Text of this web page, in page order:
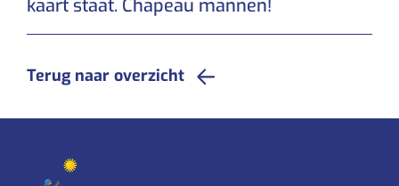
kaart staat. Chapeau mannen!
Terug naar overzicht